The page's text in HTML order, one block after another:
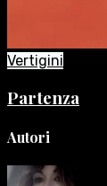
Vertigini
Partenza
Autori